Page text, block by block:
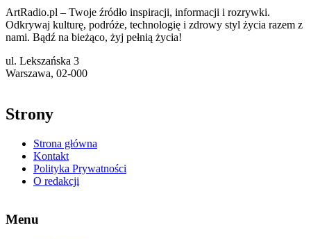
ArtRadio.pl – Twoje źródło inspiracji, informacji i rozrywki.
Odkrywaj kulturę, podróże, technologię i zdrowy styl życia razem z
nami. Bądź na bieżąco, żyj pełnią życia!
ul. Lekszańska 3
Warszawa, 02-000
Strony
Strona główna
Kontakt
Polityka Prywatności
O redakcji
Menu